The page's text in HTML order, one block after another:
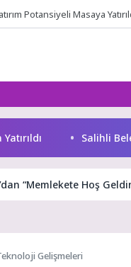
Potansiyeli Masaya
Salihli
“Memlekete Hoş
Gelişmeleri